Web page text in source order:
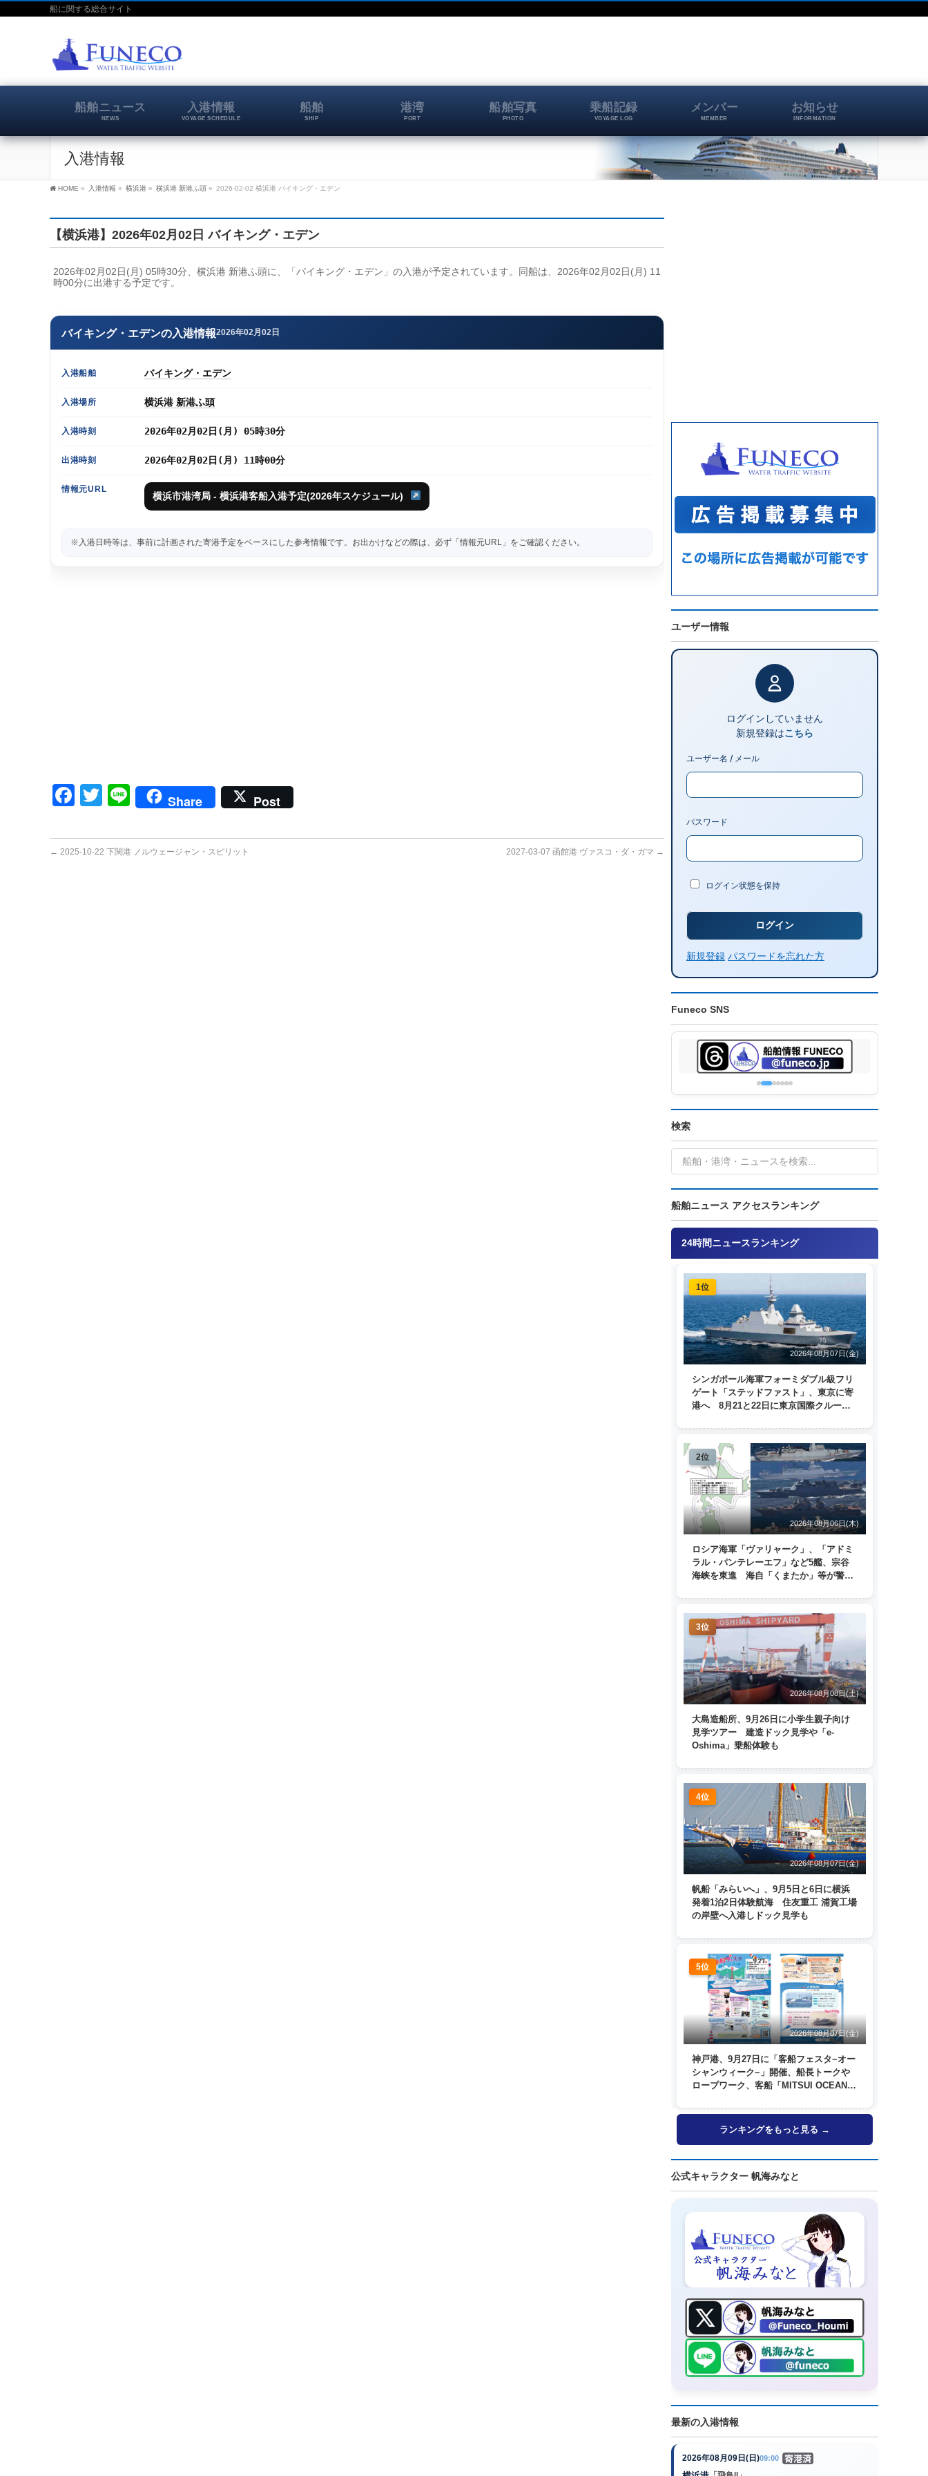
船に関する総合サイト
船舶ニュース
NEWS
入港情報
VOYAGE SCHEDULE
船舶
SHIP
港湾
PORT
船舶写真
PHOTO
乗船記録
VOYAGE LOG
メンバー
MEMBER
お知らせ
INFORMATION
入港情報
HOME » 入港情報 » 横浜港 » 横浜港 新港ふ頭 » 2026-02-02 横浜港 バイキング・エデン
【横浜港】2026年02月02日 バイキング・エデン
2026年02月02日(月) 05時30分、横浜港 新港ふ頭に、「バイキング・エデン」の入港が予定されています。同船は、2026年02月02日(月) 11
時00分に出港する予定です。
バイキング・エデンの入港情報2026年02月02日
入港船舶 バイキング・エデン
入港場所 横浜港 新港ふ頭
入港時刻 2026年02月02日(月) 05時30分
出港時刻 2026年02月02日(月) 11時00分
情報元URL
横浜市港湾局 - 横浜港客船入港予定(2026年スケジュール)
※入港日時等は、事前に計画された寄港予定をベースにした参考情報です。お出かけなどの際は、必ず「情報元URL」をご確認ください。
Facebook
Twitter
LineShare Post
← 2025-10-22 下関港 ノルウェージャン・スピリット 2027-03-07 函館港 ヴァスコ・ダ・ガマ →
ユーザー情報
ログインしていません
新規登録はこちら
ユーザー名 / メール
パスワード
ログイン状態を保持
新規登録 パスワードを忘れた方
Funeco SNS
検索
船舶ニュース アクセスランキング
24時間ニュースランキング
1位
2026年08月07日(金)
シンガポール海軍フォーミダブル級フリ
ゲート「ステッドファスト」、東京に寄
港へ 8月21と22日に東京国際クルーズ
2位
2026年08月06日(木)
ロシア海軍「ヴァリャーク」、「アドミ
ラル・パンテレーエフ」など5艦、宗谷
海峡を東進 海自「くまたか」等が警戒
3位
2026年08月08日(土)
大島造船所、9月26日に小学生親子向け
見学ツアー 建造ドック見学や「e-
Oshima」乗船体験も
4位
2026年08月07日(金)
帆船「みらいへ」、9月5日と6日に横浜
発着1泊2日体験航海 住友重工 浦賀工場
の岸壁へ入港しドック見学も
5位
2026年08月07日(金)
神戸港、9月27日に「客船フェスタ~オー
シャンウィーク~」開催、船長トークや
ロープワーク、客船「MITSUI OCEAN
ランキングをもっと見る →
公式キャラクター 帆海みなと
最新の入港情報
2026年08月09日(日)09:00